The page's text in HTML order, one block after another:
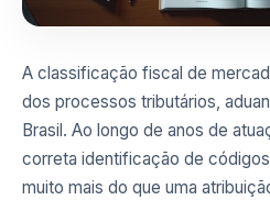
A classificação fiscal de
dos processos tributários,
Brasil. Ao longo de anos de
correta identificação de
muito mais do que uma